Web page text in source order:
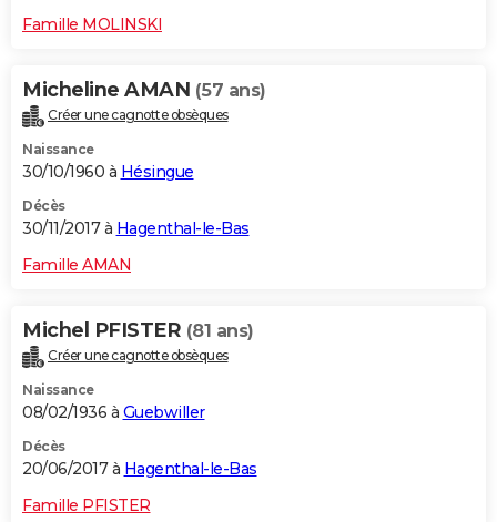
Famille MOLINSKI
Micheline AMAN (57 ans)
Créer une cagnotte obsèques
Naissance
30/10/1960 à Hésingue
Décès
30/11/2017 à Hagenthal-le-Bas
Famille AMAN
Michel PFISTER (81 ans)
Créer une cagnotte obsèques
Naissance
08/02/1936 à Guebwiller
Décès
20/06/2017 à Hagenthal-le-Bas
Famille PFISTER